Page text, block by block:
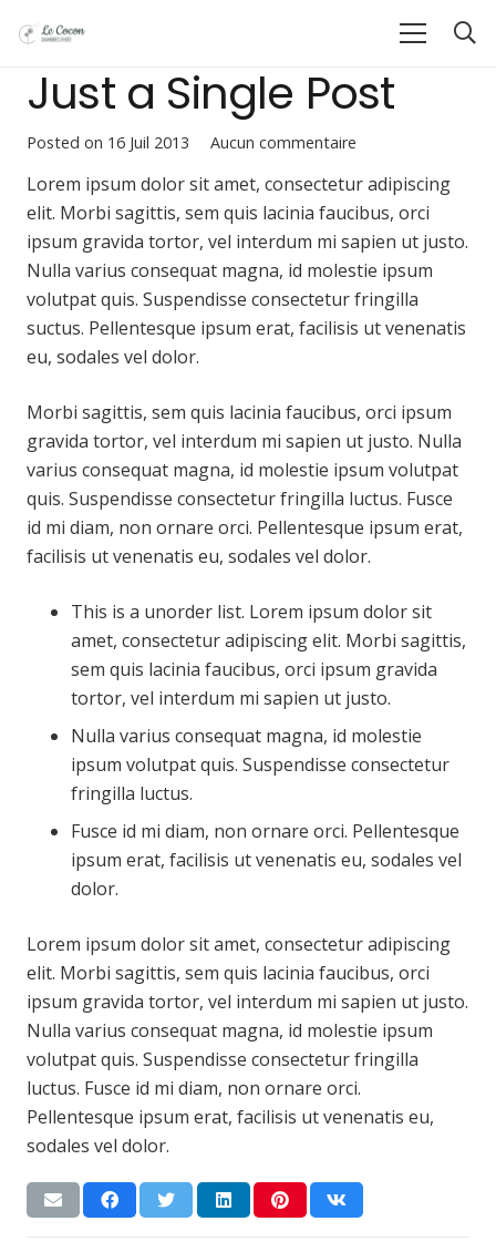
Just a Single Post
Posted on 16 Juil 2013 Aucun commentaire
Lorem ipsum dolor sit amet, consectetur adipiscing
elit. Morbi sagittis, sem quis lacinia faucibus, orci
ipsum gravida tortor, vel interdum mi sapien ut justo.
Nulla varius consequat magna, id molestie ipsum
volutpat quis. Suspendisse consectetur fringilla
suctus. Pellentesque ipsum erat, facilisis ut venenatis
eu, sodales vel dolor.
Morbi sagittis, sem quis lacinia faucibus, orci ipsum
gravida tortor, vel interdum mi sapien ut justo. Nulla
varius consequat magna, id molestie ipsum volutpat
quis. Suspendisse consectetur fringilla luctus. Fusce
id mi diam, non ornare orci. Pellentesque ipsum erat,
facilisis ut venenatis eu, sodales vel dolor.
This is a unorder list. Lorem ipsum dolor sit
amet, consectetur adipiscing elit. Morbi sagittis,
sem quis lacinia faucibus, orci ipsum gravida
tortor, vel interdum mi sapien ut justo.
Nulla varius consequat magna, id molestie
ipsum volutpat quis. Suspendisse consectetur
fringilla luctus.
Fusce id mi diam, non ornare orci. Pellentesque
ipsum erat, facilisis ut venenatis eu, sodales vel
dolor.
Lorem ipsum dolor sit amet, consectetur adipiscing
elit. Morbi sagittis, sem quis lacinia faucibus, orci
ipsum gravida tortor, vel interdum mi sapien ut justo.
Nulla varius consequat magna, id molestie ipsum
volutpat quis. Suspendisse consectetur fringilla
luctus. Fusce id mi diam, non ornare orci.
Pellentesque ipsum erat, facilisis ut venenatis eu,
sodales vel dolor.